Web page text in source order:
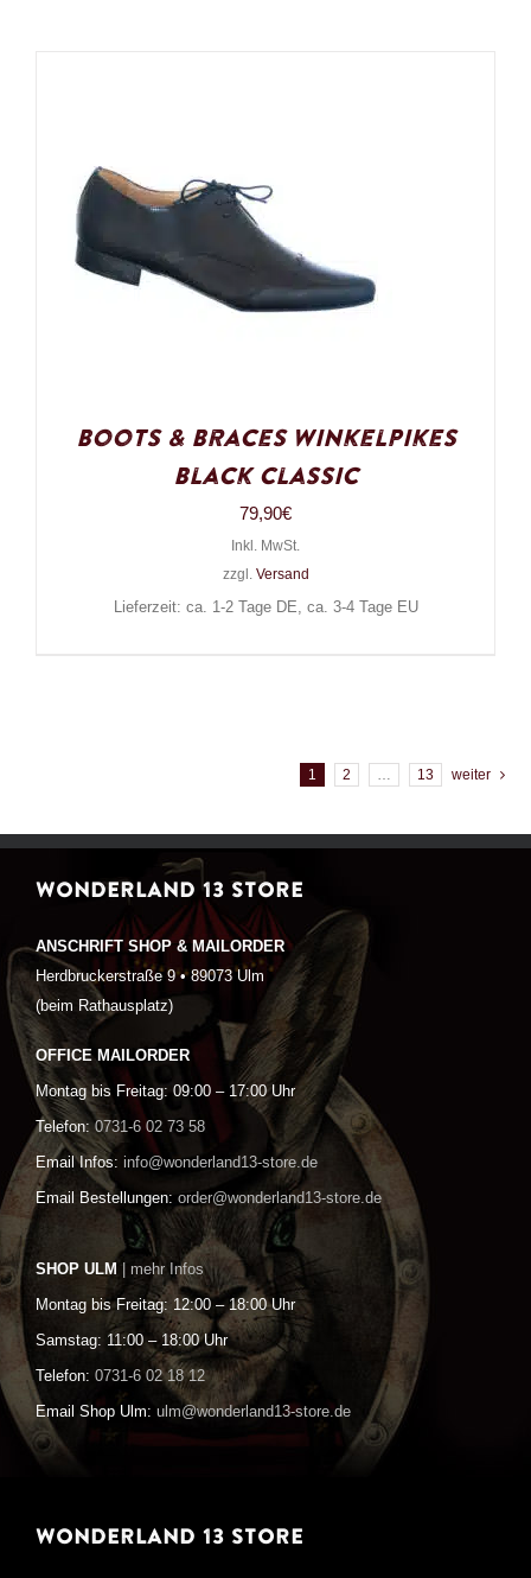
Boots & Braces Winkelpikes
Black Classic
79,90€
Inkl. MwSt.
zzgl. Versand
Lieferzeit: ca. 1-2 Tage DE, ca. 3-4 Tage EU
1 2 … 13 weiter
WONDERLAND 13 STORE
ANSCHRIFT SHOP & MAILORDER
Herdbruckerstraße 9 • 89073 Ulm
(beim Rathausplatz)
OFFICE MAILORDER
Montag bis Freitag: 09:00 – 17:00 Uhr
Telefon: 0731-6 02 73 58
Email Infos: info@wonderland13-store.de
Email Bestellungen: order@wonderland13-store.de
SHOP ULM | mehr Infos
Montag bis Freitag: 12:00 – 18:00 Uhr
Samstag: 11:00 – 18:00 Uhr
Telefon: 0731-6 02 18 12
Email Shop Ulm: ulm@wonderland13-store.de
WONDERLAND 13 STORE